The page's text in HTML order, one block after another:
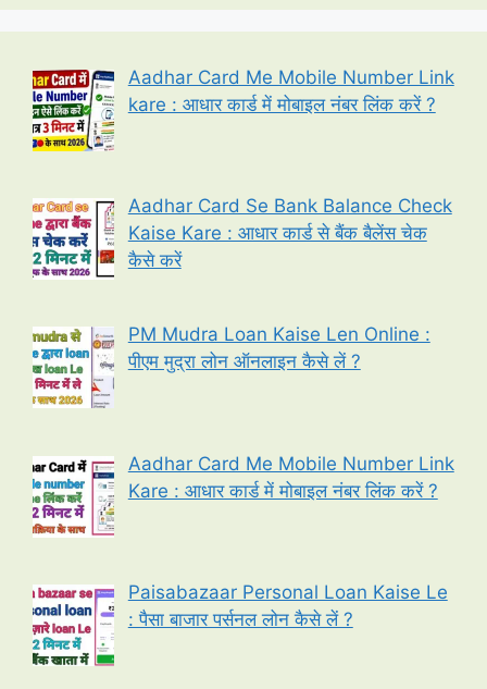
Aadhar Card Me Mobile Number Link
kare : आधार कार्ड में मोबाइल नंबर लिंक करें ?
Aadhar Card Se Bank Balance Check
Kaise Kare : आधार कार्ड से बैंक बैलेंस चेक
कैसे करें
PM Mudra Loan Kaise Len Online :
पीएम मुद्रा लोन ऑनलाइन कैसे लें ?
Aadhar Card Me Mobile Number Link
Kare : आधार कार्ड में मोबाइल नंबर लिंक करें ?
Paisabazaar Personal Loan Kaise Le
: पैसा बाजार पर्सनल लोन कैसे लें ?